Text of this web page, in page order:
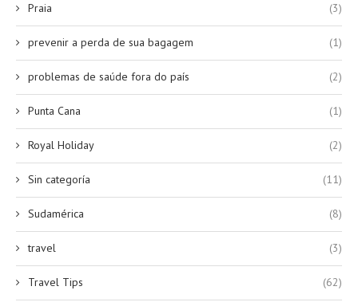
Praia (3)
prevenir a perda de sua bagagem (1)
problemas de saúde fora do país (2)
Punta Cana (1)
Royal Holiday (2)
Sin categoría (11)
Sudamérica (8)
travel (3)
Travel Tips (62)